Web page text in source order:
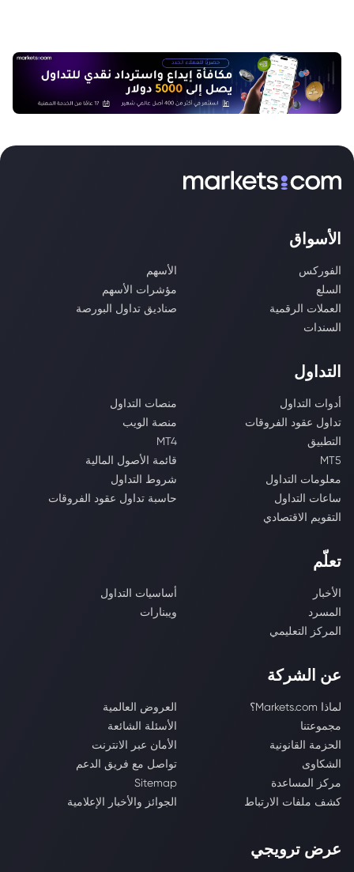
الأسواق
الفوركس
الأسهم
السلع
مؤشرات الأسهم
العملات الرقمية
صناديق تداول البورصة
السندات
التداول
أدوات التداول
منصات التداول
تداول عقود الفروقات
منصة الويب
التطبيق
MT4
MT5
قائمة الأصول المالية
معلومات التداول
شروط التداول
ساعات التداول
حاسبة تداول عقود الفروقات
التقويم الاقتصادي
تعلّم
الأخبار
أساسيات التداول
المسرد
ويبنارات
المركز التعليمي
عن الشركة
لماذا Markets.com؟
العروض العالمية
مجموعتنا
الأسئلة الشائعة
الحزمة القانونية
الأمان عبر الانترنت
الشكاوى
تواصل مع فريق الدعم
مركز المساعدة
Sitemap
كشف ملفات الارتباط
الجوائز والأخبار الإعلامية
عرض ترويجي